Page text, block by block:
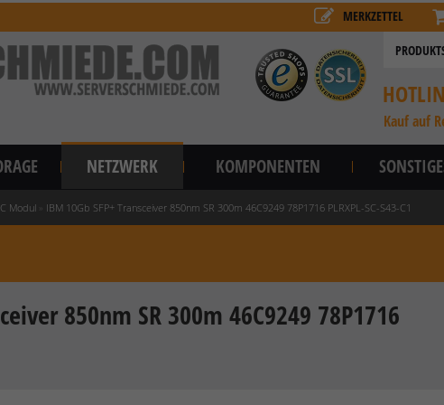
MERKZETTEL
Kauf auf
NETZWERK KOMPONENTEN
Modul IBM 10Gb SFP+ Transceiver 850nm SR 300m 46C9249 78P1716 PLRXPL-SC-S43-C1
850nm SR 300m 46C9249 78P1716